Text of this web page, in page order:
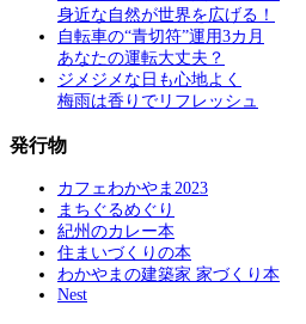
身近な自然が世界を広げる！
自転車の“青切符”運用3カ月
あなたの運転大丈夫？
ジメジメな日も心地よく
梅雨は香りでリフレッシュ
発行物
カフェわかやま2023
まちぐるめぐり
紀州のカレー本
住まいづくりの本
わかやまの建築家 家づくり本
Nest